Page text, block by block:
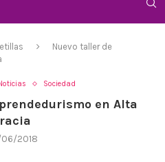
Nuevo taller de
Noticias Sociedad
en Alta
2018